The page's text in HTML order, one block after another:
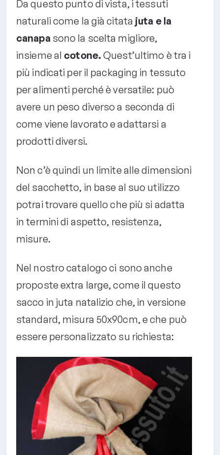
Da questo punto di vista, i tessuti
naturali come la già citata juta e la
canapa sono la scelta migliore,
insieme al cotone. Quest’ultimo è tra i
più indicati per il packaging in tessuto
per alimenti perché è versatile: può
avere un peso diverso a seconda di
come viene lavorato e adattarsi a
prodotti diversi.
Non c’è quindi un limite alle dimensioni
del sacchetto, in base al suo utilizzo
potrai trovare quello che più si adatta
in termini di aspetto, resistenza,
misure.
Nel nostro catalogo ci sono anche
proposte extra large, come il questo
sacco in juta natalizio che, in versione
standard, misura 50x90cm, e che può
essere personalizzato su richiesta: